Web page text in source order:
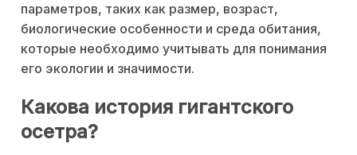
параметров, таких как размер, возраст,
биологические особенности и среда обитания,
которые необходимо учитывать для понимания
его экологии и значимости.
Какова история гигантского
осетра?